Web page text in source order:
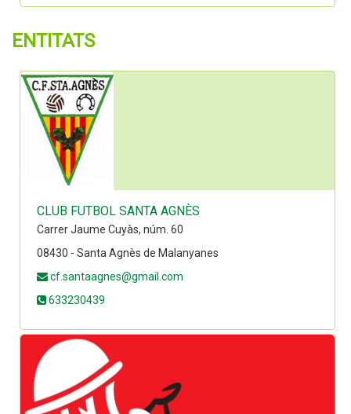
ENTITATS
CLUB FUTBOL SANTA AGNÈS
Carrer Jaume Cuyàs, núm. 60
08430 - Santa Agnès de Malanyanes
cf.santaagnes@gmail.com
633230439